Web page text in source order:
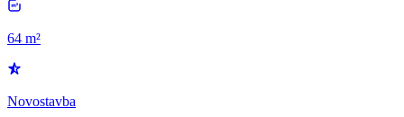
64 m²
Novostavba